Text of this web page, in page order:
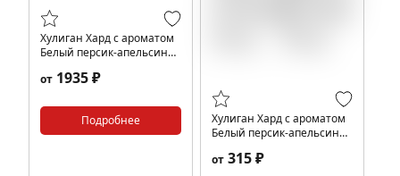
Хулиган Хард с ароматом
Белый персик-апельсин
от 1935 ₽
Подробнее
Хулиган Хард с ароматом
Белый персик-апельсин
от 315 ₽